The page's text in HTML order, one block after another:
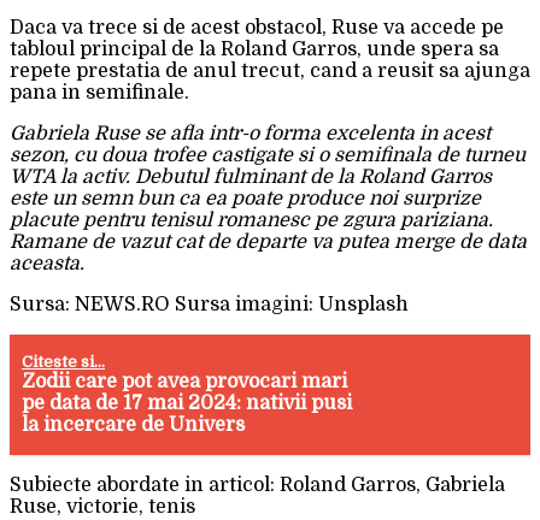
Daca va trece si de acest obstacol, Ruse va accede pe
tabloul principal de la Roland Garros, unde spera sa
repete prestatia de anul trecut, cand a reusit sa ajunga
pana in semifinale.
Gabriela Ruse se afla intr-o forma excelenta in acest
sezon, cu doua trofee castigate si o semifinala de turneu
WTA la activ. Debutul fulminant de la Roland Garros
este un semn bun ca ea poate produce noi surprize
placute pentru tenisul romanesc pe zgura pariziana.
Ramane de vazut cat de departe va putea merge de data
aceasta.
Sursa: NEWS.RO Sursa imagini: Unsplash
Citeste si...
Zodii care pot avea provocari mari
pe data de 17 mai 2024: nativii pusi
la incercare de Univers
Subiecte abordate in articol: Roland Garros, Gabriela
Ruse, victorie, tenis